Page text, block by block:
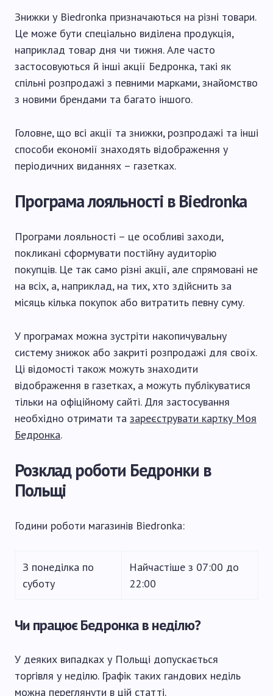
Знижки у Biedronka призначаються на різні товари.
Це може бути спеціально виділена продукція,
наприклад товар дня чи тижня. Але часто
застосовуються й інші акції Бедронка, такі як
спільні розпродажі з певними марками, знайомство
з новими брендами та багато іншого.
Головне, що всі акції та знижки, розпродажі та інші
способи економії знаходять відображення у
періодичних виданнях – газетках.
Програма лояльності в Biedronka
Програми лояльності – це особливі заходи,
покликані сформувати постійну аудиторію
покупців. Це так само різні акції, але спрямовані не
на всіх, а, наприклад, на тих, хто здійснить за
місяць кілька покупок або витратить певну суму.
У програмах можна зустріти накопичувальну
систему знижок або закриті розпродажі для своїх.
Ці відомості також можуть знаходити
відображення в газетках, а можуть публікуватися
тільки на офіційному сайті. Для застосування
необхідно отримати та зареєструвати картку Моя
Бедронка.
Розклад роботи Бедронки в
Польщі
Години роботи магазинів Biedronka:
З понеділка по
суботу
Найчастіше з 07:00 до
22:00
Чи працює Бедронка в неділю?
У деяких випадках у Польщі допускається
торгівля у неділю. Графік таких гандових неділь
можна переглянути в цій статті.